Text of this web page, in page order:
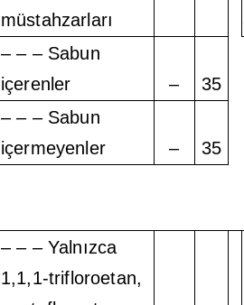
müstahzarları
– – – Sabun
içerenler
– 35
– – – Sabun
içermeyenler
– 35
– – – Yalnızca
1,1,1-trifloroetan,